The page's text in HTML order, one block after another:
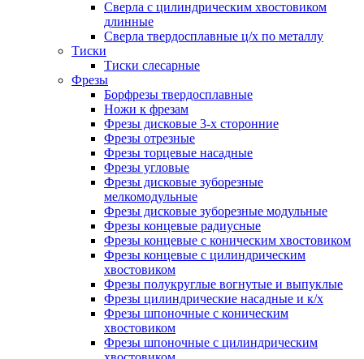
Сверла с цилиндрическим хвостовиком
длинные
Сверла твердосплавные ц/х по металлу
Тиски
Тиски слесарные
Фрезы
Борфрезы твердосплавные
Ножи к фрезам
Фрезы дисковые 3-х сторонние
Фрезы отрезные
Фрезы торцевые насадные
Фрезы угловые
Фрезы дисковые зуборезные
мелкомодульные
Фрезы дисковые зуборезные модульные
Фрезы концевые радиусные
Фрезы концевые с коническим хвостовиком
Фрезы концевые с цилиндрическим
хвостовиком
Фрезы полукруглые вогнутые и выпуклые
Фрезы цилиндрические насадные и к/х
Фрезы шпоночные с коническим
хвостовиком
Фрезы шпоночные с цилиндрическим